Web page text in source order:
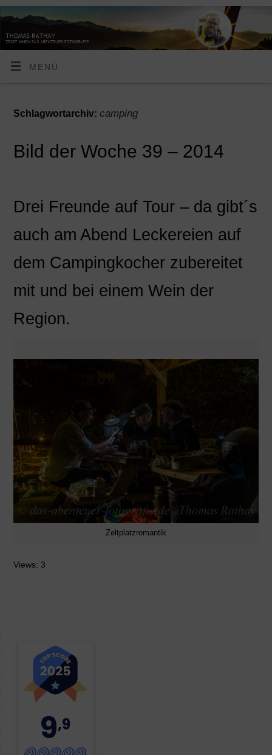
MENÜ
Schlagwortarchiv: camping
Bild der Woche 39 – 2014
Drei Freunde auf Tour – da gibt´s
auch am Abend Leckereien auf
dem Campingkocher zubereitet
mit und bei einem Wein der
Region.
Zeltplatzromantik
Views: 3
9,9